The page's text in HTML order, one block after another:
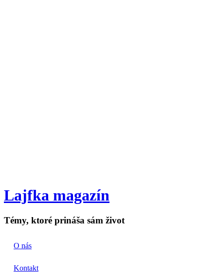
Lajfka magazín
Témy, ktoré prináša sám život
O nás
Kontakt